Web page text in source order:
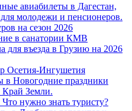
авиабилеты в Дагестан,
молодежи и пенсионеров.
на сезон 2026
в санатории КМВ
для въезда в Грузию на 2026
Осетия-Ингушетия
в Новогодние праздники
Земли.
нужно знать туристу?